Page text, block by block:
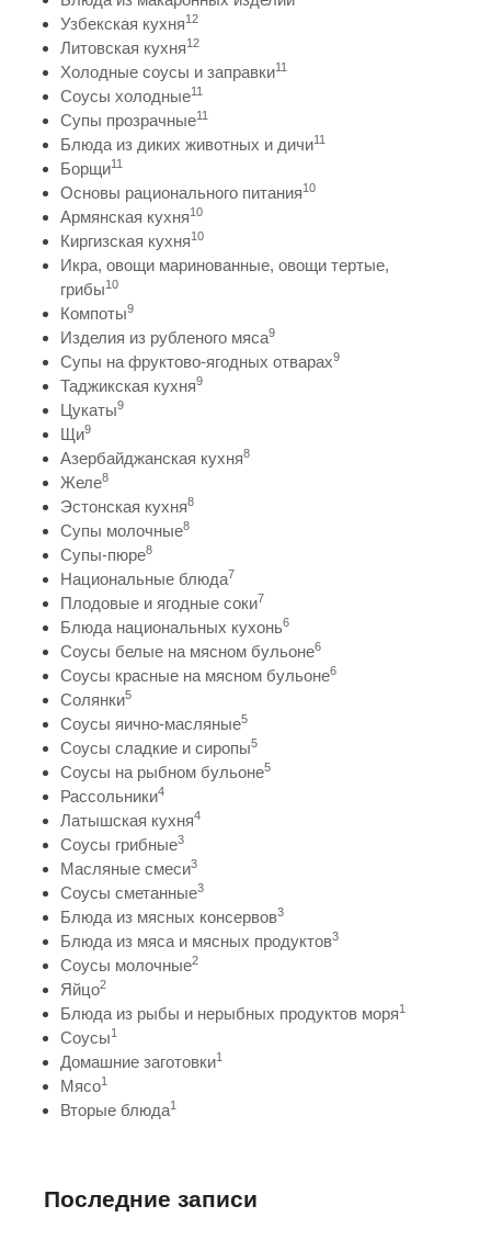
Узбекская кухня12
Литовская кухня12
Холодные соусы и заправки11
Соусы холодные11
Супы прозрачные11
Блюда из диких животных и дичи11
Борщи11
Основы рационального питания10
Армянская кухня10
Киргизская кухня10
Икра, овощи маринованные, овощи тертые,
грибы10
Компоты9
Изделия из рубленого мяса9
Супы на фруктово-ягодных отварах9
Таджикская кухня9
Цукаты9
Щи9
Азербайджанская кухня8
Желе8
Эстонская кухня8
Супы молочные8
Супы-пюре8
Национальные блюда7
Плодовые и ягодные соки7
Блюда национальных кухонь6
Соусы белые на мясном бульоне6
Соусы красные на мясном бульоне6
Солянки5
Соусы яично-масляные5
Соусы сладкие и сиропы5
Соусы на рыбном бульоне5
Рассольники4
Латышская кухня4
Соусы грибные3
Масляные смеси3
Соусы сметанные3
Блюда из мясных консервов3
Блюда из мяса и мясных продуктов3
Соусы молочные2
Яйцо2
Блюда из рыбы и нерыбных продуктов моря1
Соусы1
Домашние заготовки1
Мясо1
Вторые блюда1
Последние записи